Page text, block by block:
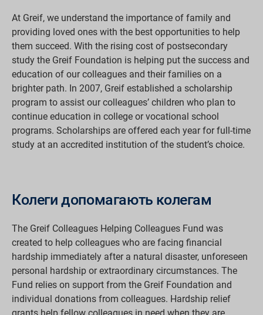
At Greif, we understand the importance of family and
providing loved ones with the best opportunities to help
them succeed. With the rising cost of postsecondary
study the Greif Foundation is helping put the success and
education of our colleagues and their families on a
brighter path. In 2007, Greif established a scholarship
program to assist our colleagues’ children who plan to
continue education in college or vocational school
programs. Scholarships are offered each year for full-time
study at an accredited institution of the student’s choice.
Колеги допомагають колегам
The Greif Colleagues Helping Colleagues Fund was
created to help colleagues who are facing financial
hardship immediately after a natural disaster, unforeseen
personal hardship or extraordinary circumstances. The
Fund relies on support from the Greif Foundation and
individual donations from colleagues. Hardship relief